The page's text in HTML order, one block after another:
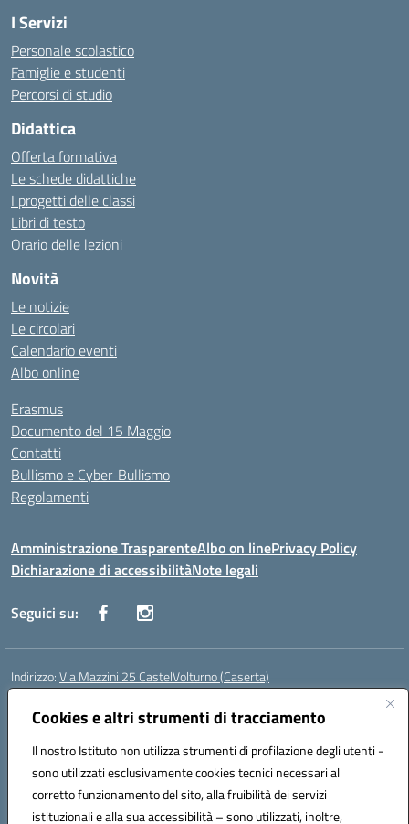
Cookies e altri strumenti di tracciamento
Il nostro Istituto non utilizza strumenti di profilazione degli utenti -
sono utilizzati esclusivamente cookies tecnici necessari al
corretto funzionamento del sito, alla fruibilità dei servizi
istituzionali e alla sua accessibilità – sono utilizzati, inoltre,
I Servizi
Personale scolastico
Famiglie e studenti
Percorsi di studio
Didattica
Offerta formativa
Le schede didattiche
I progetti delle classi
Libri di testo
Orario delle lezioni
Novità
Le notizie
Le circolari
Calendario eventi
Albo online
Erasmus
Documento del 15 Maggio
Contatti
Bullismo e Cyber-Bullismo
Regolamenti
Amministrazione TrasparenteAlbo on linePrivacy Policy
Dichiarazione di accessibilitàNote legali
Seguici su:
Indirizzo:Via Mazzini 25 CastelVolturno (Caserta)
Centralino:
Posta elettronica certificata (PEC):ceis014005@pec.istruzione.it
Codice fiscale: 93063510619
Codice meccanografico:CEIS014005
Codice Indice delle Pubbliche Amministrazioni (IPA): istsc_ceis014005
Codice unico di fatturazione (CUF): UOU8EW